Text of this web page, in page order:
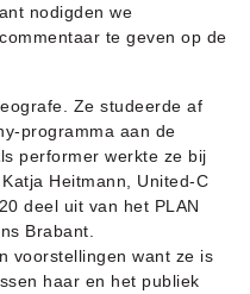
nodigden we
te geven op de
Ze studeerde af
programma aan de
performer werkte ze bij
Heitmann, United-C
deel uit van het PLAN
Brabant.
voorstellingen want ze is
haar en het publiek